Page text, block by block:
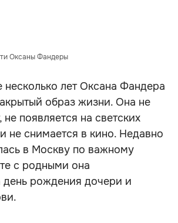
Оксаны Фандеры
лет Оксана Фандера
образ жизни. Она не
не появляется на светских
не снимается в кино. Недавно
в Москву по важному
с родными она
день рождения дочери и